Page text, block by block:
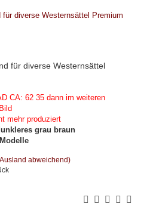
für diverse Westernsättel
CA: 62 35 dann im weiteren
mehr produziert
grau braun
abweichend)